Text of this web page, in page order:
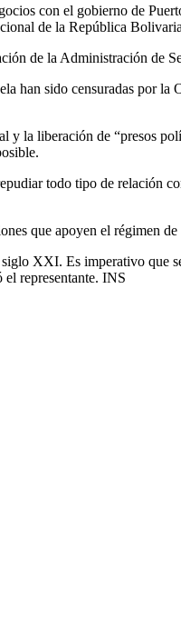
con el gobierno de
de la República
de la Administración de
han sido censuradas por
la liberación de “presos
todo tipo de relación
que apoyen el régimen
XXI. Es imperativo
el representante. INS